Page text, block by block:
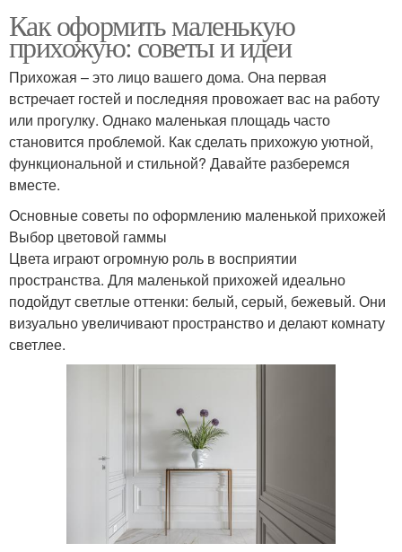
Как оформить маленькую
прихожую: советы и идеи
Прихожая – это лицо вашего дома. Она первая
встречает гостей и последняя провожает вас на работу
или прогулку. Однако маленькая площадь часто
становится проблемой. Как сделать прихожую уютной,
функциональной и стильной? Давайте разберемся
вместе.
Основные советы по оформлению маленькой прихожей
Выбор цветовой гаммы
Цвета играют огромную роль в восприятии
пространства. Для маленькой прихожей идеально
подойдут светлые оттенки: белый, серый, бежевый. Они
визуально увеличивают пространство и делают комнату
светлее.